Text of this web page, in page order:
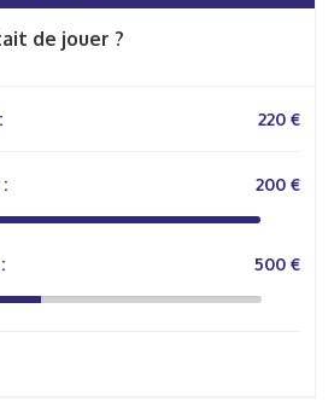
de jouer ?
220 €
200 €
500 €